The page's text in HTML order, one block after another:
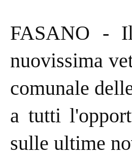
FASANO - Il
nuovissima
comunale
a tutti
sulle ultime